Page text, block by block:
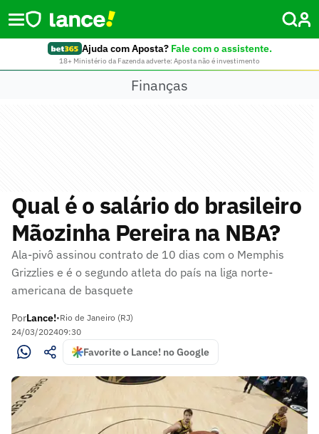
Ajuda com Aposta? Fale com o assistente.
18+ Ministério da Fazenda adverte: Aposta não é investimento
Finanças
Qual é o salário do brasileiro
Mãozinha Pereira na NBA?
Ala-pivô assinou contrato de 10 dias com o Memphis
Grizzlies e é o segundo atleta do país na liga norte-
americana de basquete
PorLance!•Rio de Janeiro (RJ)
24/03/202409:30
Favorite o Lance! no Google